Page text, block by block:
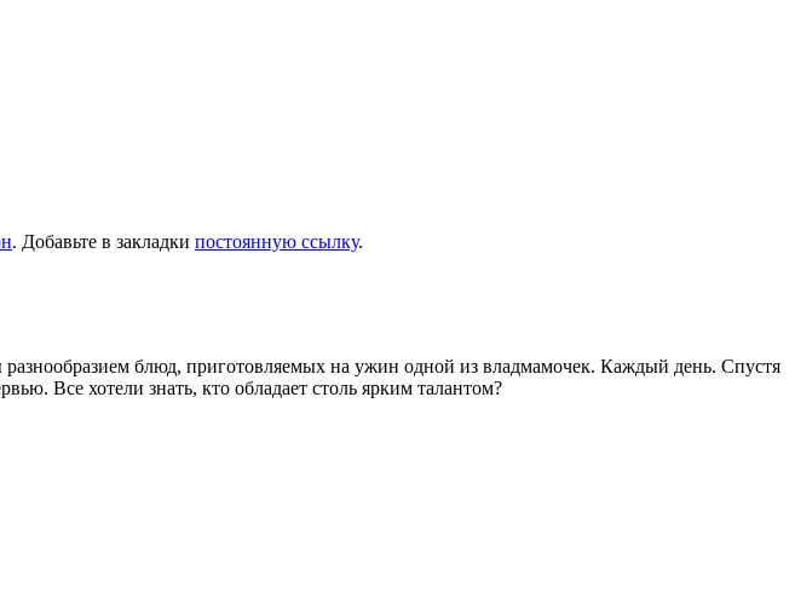
. Добавьте в закладки постоянную ссылку.
блюд, приготовляемых на ужин одной из владмамочек. Каждый день. Спустя
Все хотели знать, кто обладает столь ярким талантом?